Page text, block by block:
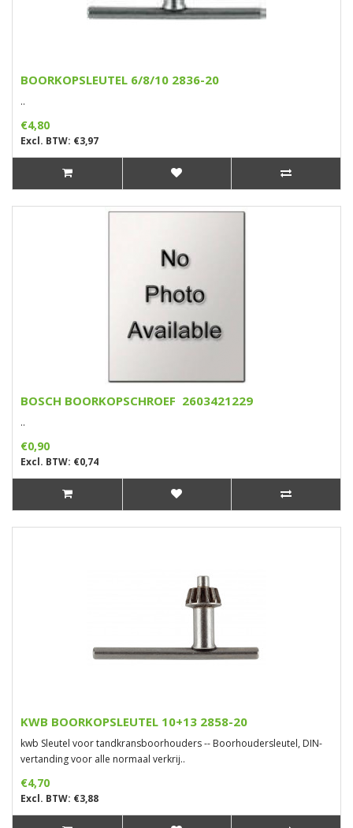
BOORKOPSLEUTEL 6/8/10 2836-20
..
€4,80
Excl. BTW: €3,97
BOSCH BOORKOPSCHROEF 2603421229
..
€0,90
Excl. BTW: €0,74
KWB BOORKOPSLEUTEL 10+13 2858-20
kwb Sleutel voor tandkransboorhouders -- Boorhoudersleutel, DIN-
vertanding voor alle normaal verkrij..
€4,70
Excl. BTW: €3,88